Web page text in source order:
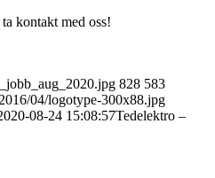
kontakt med oss!
828 583
04/logotype-300x88.jpg
08-24 15:08:57Tedelektro –